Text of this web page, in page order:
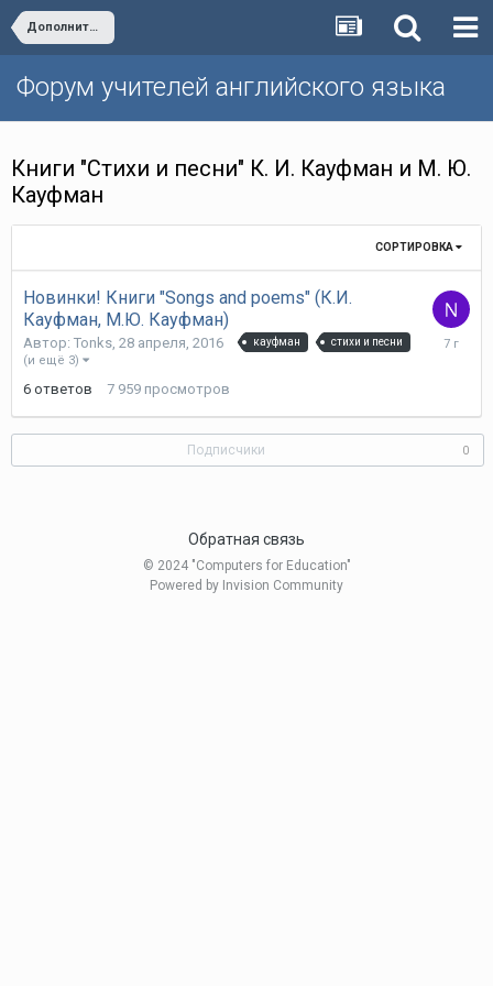
Дополнительные пособия издательства "Титул"
Форум учителей английского языка
Книги "Стихи и песни" К. И. Кауфман и М. Ю.
Кауфман
СОРТИРОВКА
Новинки! Книги "Songs and poems" (К.И.
Кауфман, М.Ю. Кауфман)
Автор: Tonks, 28 апреля, 2016 кауфман стихи и песни
(и ещё 3)
6 ответов 7 959 просмотров
23
Подписчики 0
Обратная связь
© 2024 "Computers for Education"
Powered by Invision Community